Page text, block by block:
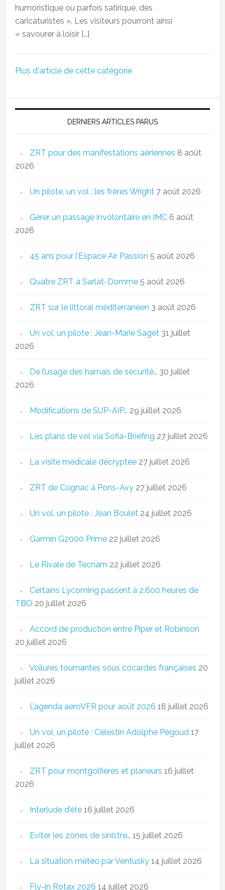
humoristique ou parfois satirique, des
caricaturistes ». Les visiteurs pourront ainsi
« savourer à loisir […]
Plus d'article de cette catégorie
DERNIERS ARTICLES PARUS
ZRT pour des manifestations aériennes 8 août
2026
Un pilote, un vol : les frères Wright 7 août 2026
Gérer un passage involontaire en IMC 6 août
2026
45 ans pour l’Espace Air Passion 5 août 2026
Quatre ZRT à Sarlat-Domme 5 août 2026
ZRT sur le littoral méditerranéen 3 août 2026
Un vol, un pilote : Jean-Marie Saget 31 juillet
2026
De l’usage des harnais de sécurité… 30 juillet
2026
Modifications de SUP-AIP… 29 juillet 2026
Les plans de vol via Sofia-Briefing 27 juillet 2026
La visite médicale décryptée 27 juillet 2026
ZRT de Cognac à Pons-Avy 27 juillet 2026
Un vol, un pilote : Jean Boulet 24 juillet 2026
Garmin G2000 Prime 22 juillet 2026
Le Rivale de Tecnam 22 juillet 2026
Certains Lycoming passent à 2.600 heures de
TBO 20 juillet 2026
Accord de production entre Piper et Robinson
20 juillet 2026
Voilures tournantes sous cocardes françaises 20
juillet 2026
L’agenda aeroVFR pour août 2026 18 juillet 2026
Un vol, un pilote : Célestin Adolphe Pégoud 17
juillet 2026
ZRT pour montgolfières et planeurs 16 juillet
2026
Interlude d’été 16 juillet 2026
Eviter les zones de sinistre… 15 juillet 2026
La situation météo par Ventusky 14 juillet 2026
Fly-in Rotax 2026 14 juillet 2026